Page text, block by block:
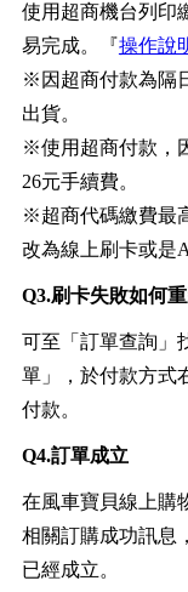
使用超商機台列
易完成。『操作說
※因超商付款為隔
出貨。
※使用超商付款，
26元手續費。
※超商代碼繳費最
改為線上刷卡或是
Q3.刷卡失敗如何
可至「訂單查詢」
單」，於付款方式
付款。
Q4.訂單成立
在風車寶貝線上購
相關訂購成功訊息
已經成立。